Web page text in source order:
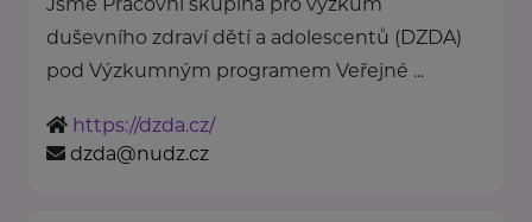
duševního zdraví dětí a adolescentů (DZDA)
pod Výzkumným programem Veřejné ...
https://dzda.cz/
dzda@nudz.cz